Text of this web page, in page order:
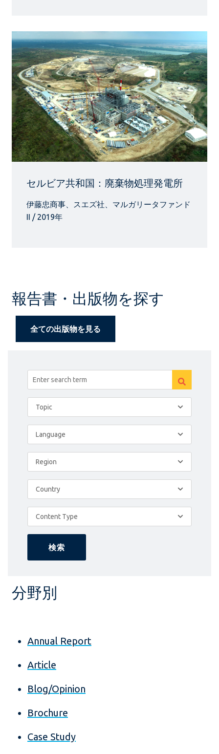
セルビア共和国：廃棄物処理発電所
伊藤忠商事、スエズ社、マルガリータファンド
II / 2019年
報告書・出版物を探す
全ての出版物を見る
Topic
Language
Region
Country
Content Type
検索
分野別
Annual Report
Article
Blog/Opinion
Brochure
Case Study